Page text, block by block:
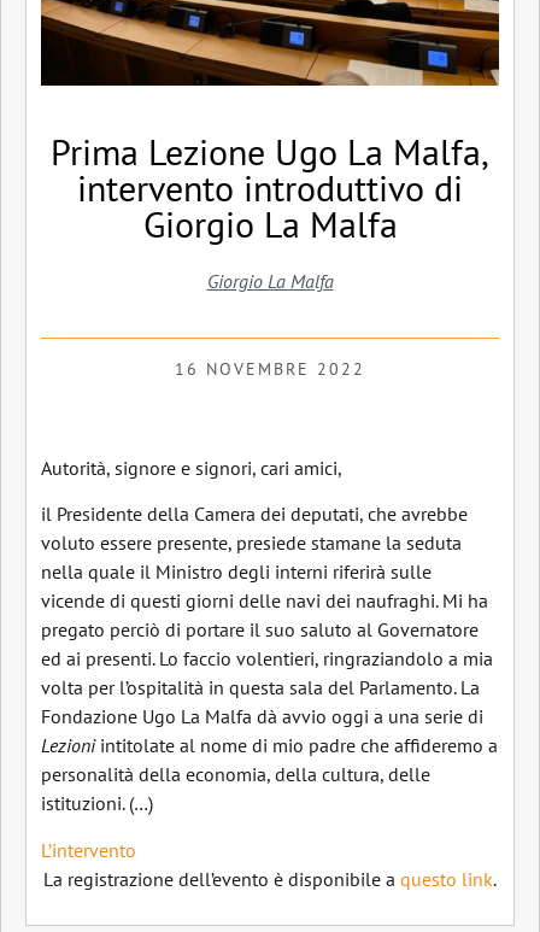
Prima Lezione Ugo La Malfa,
intervento introduttivo di
Giorgio La Malfa
Giorgio La Malfa
16 NOVEMBRE 2022
Autorità, signore e signori, cari amici,
il Presidente della Camera dei deputati, che avrebbe
voluto essere presente, presiede stamane la seduta
nella quale il Ministro degli interni riferirà sulle
vicende di questi giorni delle navi dei naufraghi. Mi ha
pregato perciò di portare il suo saluto al Governatore
ed ai presenti. Lo faccio volentieri, ringraziandolo a mia
volta per l’ospitalità in questa sala del Parlamento. La
Fondazione Ugo La Malfa dà avvio oggi a una serie di
Lezioni intitolate al nome di mio padre che affideremo a
personalità della economia, della cultura, delle
istituzioni. (…)
L’intervento
La registrazione dell’evento è disponibile a questo link.